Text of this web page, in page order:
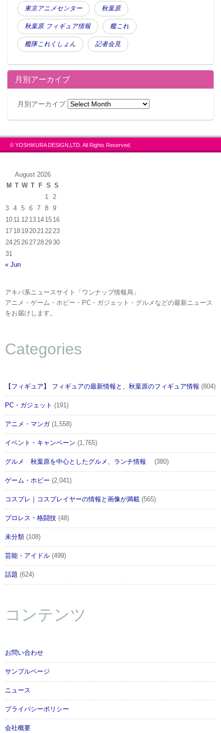
東京アニメセンター 秋葉原
秋葉原 フィギュア情報 艦これ
艦隊これくしょん 記者会見
月別アーカイブ
月別アーカイブ
© YOSHIKURA DESIGN,LTD. All Rights Reserved.
August 2026
M T W T F S S
1
2
3
4 5 6 7 8
9
10 11 12 13 14 15 16
17 18 19 20 21 22 23
24 25 26 27 28 2930
31
« Jun
アキバ系ニュースサイト「ワンナップ情報局」
アニメ・ゲーム・ホビー・PC・ガジェット・グルメなどの最新ニュース
をお届けします。
Categories
【フィギュア】 フィギュアの最新情報と、秋葉原のフィギュア情報 (804)
PC・ガジェット (191)
アニメ・マンガ(1,558)
イベント・キャンペーン (1,765)
グルメ 秋葉原を中心としたグルメ、ランチ情報 (380)
ゲーム・ホビー (2,041)
コスプレ｜コスプレイヤーの情報と画像が満載 (565)
プロレス・格闘技 (48)
未分類 (108)
芸能・アイドル (499)
話題 (624)
コンテンツ
お問い合わせ
サンプルページ
ニュース
プライバシーポリシー
会社概要